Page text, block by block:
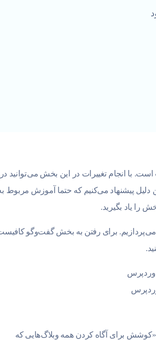
با انجام تغییرات در این بخش می‌توانید در
دلیل پیشنهاد می‌کنیم که حتما آموزش مربوط
را یاد بگیرید.
برای رفتن به بخش گفت‌وگو
«کوشش برای آگاه کردن همه وبلاگ‌هایی که